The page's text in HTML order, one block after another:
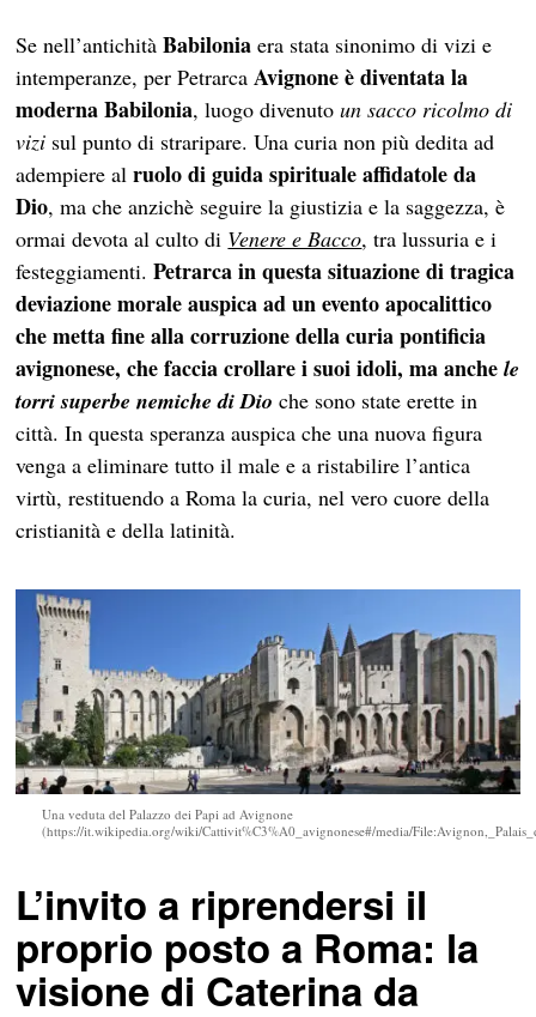
Se nell’antichitàBabiloniaera stata sinonimo di vizi e
intemperanze, per Petrarca Avignone è diventata la
moderna Babilonia, luogo divenutoun sacco ricolmo di
vizi sul punto di straripare. Una curia non più dedita ad
adempiere al ruolo di guida spirituale affidatole da
Dio, ma che anzichè seguire la giustizia e la saggezza, è
ormai devota al culto di Venere e Bacco, tra lussuria e i
festeggiamenti.Petrarca in questa situazione di tragica
deviazione morale auspica ad un evento apocalittico
che metta fine alla corruzione della curia pontificia
avignonese, che faccia crollare i suoi idoli, ma anchele
torri superbe nemiche di Dio che sono state erette in
città. In questa speranza auspica che una nuova figura
venga a eliminare tutto il male e a ristabilire l’antica
virtù, restituendo a Roma la curia, nel vero cuore della
cristianità e della latinità.
Una veduta del Palazzo dei Papi ad Avignone
(https://it.wikipedia.org/wiki/Cattivit%C3%A0_avignonese#/media/
L’invito a riprendersi il
proprio posto a Roma: la
visione di Caterina da